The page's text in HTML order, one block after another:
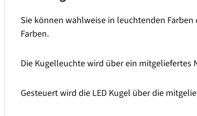
Sie können wahlweise in leuchtenden
Farben.
Die Kugelleuchte wird über ein
Gesteuert wird die LED Kugel über die